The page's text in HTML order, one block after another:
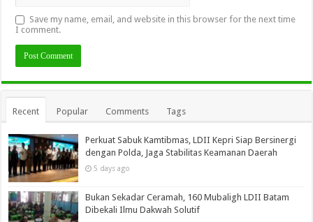
Save my name, email, and website in this browser for the next time
I comment.
Recent Popular Comments Tags
Perkuat Sabuk Kamtibmas, LDII Kepri Siap Bersinergi
dengan Polda, Jaga Stabilitas Keamanan Daerah
5 days ago
Bukan Sekadar Ceramah, 160 Mubaligh LDII Batam
Dibekali Ilmu Dakwah Solutif